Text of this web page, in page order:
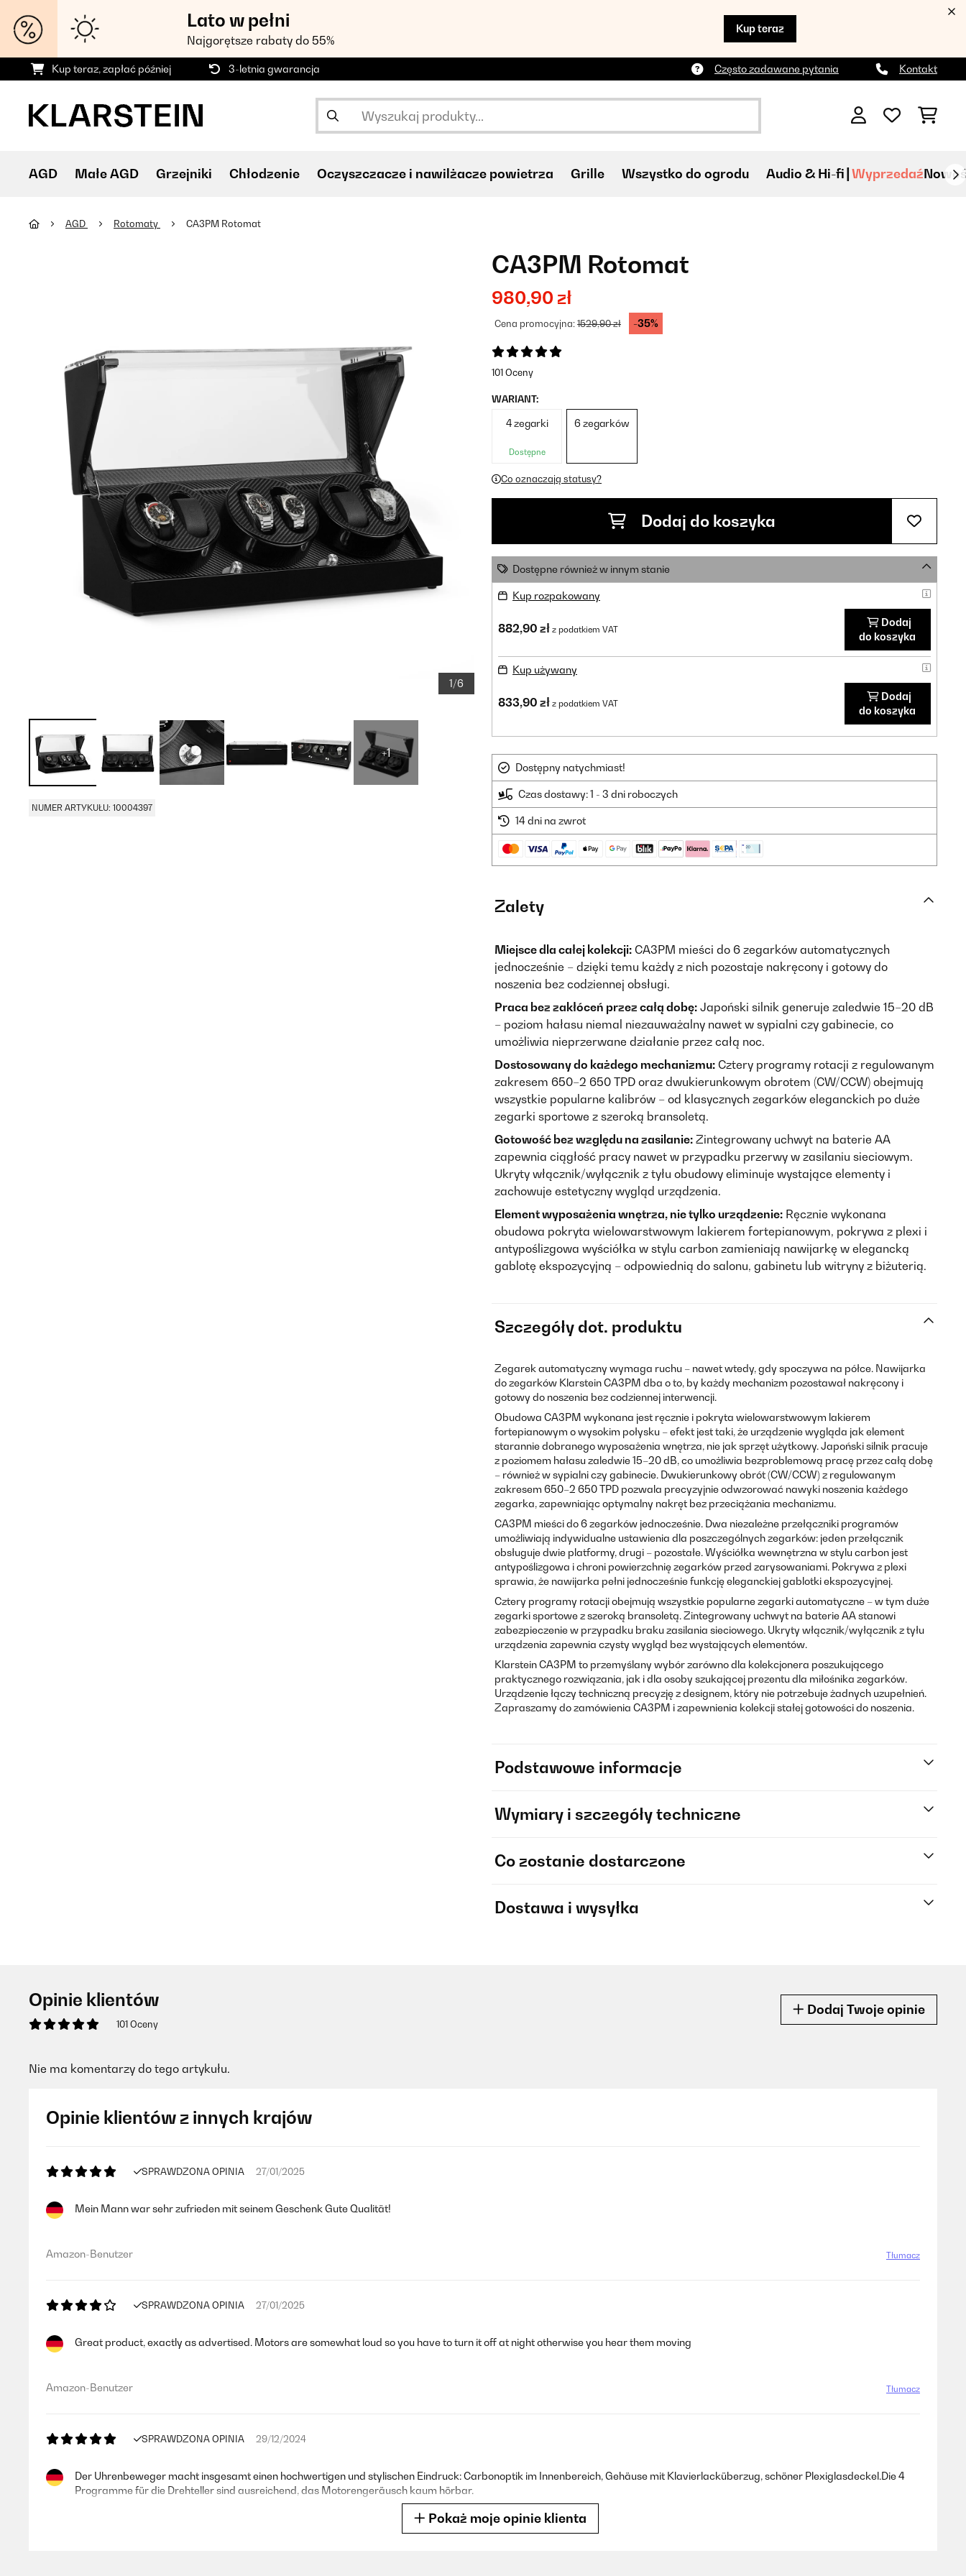
Lato w pełni
Najgorętsze rabaty do 55%
Kup teraz
Kup teraz, zapłać później 3-letnia gwarancja Często zadawane pytania Kontakt
AGD Małe AGD Grzejniki Chłodzenie Oczyszczacze i nawilżacze powietrza Grille Wszystko do ogrodu Audio & Hi-fi Wyprzedaź
AGD Rotomaty CA3PM Rotomat
1/6
+1
NUMER ARTYKUŁU: 10004397
CA3PM Rotomat
980,90 zł
Cena promocyjna:1529,90 zł -35%
101 Oceny
WARIANT:
4 zegarki
Dostępne
6 zegarków
Co oznaczają statusy?
Dodaj do koszyka
Dostępne również w innym stanie
Kup rozpakowany
882,90 zł z podatkiem VAT
Dodaj
do koszyka
Kup używany
833,90 zł z podatkiem VAT
Dodaj
do koszyka
Dostępny natychmiast!
Czas dostawy: 1 - 3 dni roboczych
14 dni na zwrot
Zalety
Miejsce dla całej kolekcji: CA3PM mieści do 6 zegarków automatycznych
jednocześnie – dzięki temu każdy z nich pozostaje nakręcony i gotowy do
noszenia bez codziennej obsługi.
Praca bez zakłóceń przez całą dobę: Japoński silnik generuje zaledwie 15–20 dB
– poziom hałasu niemal niezauważalny nawet w sypialni czy gabinecie, co
umożliwia nieprzerwane działanie przez całą noc.
Dostosowany do każdego mechanizmu: Cztery programy rotacji z regulowanym
zakresem 650–2 650 TPD oraz dwukierunkowym obrotem (CW/CCW) obejmują
wszystkie popularne kalibrów – od klasycznych zegarków eleganckich po duże
zegarki sportowe z szeroką bransoletą.
Gotowość bez względu na zasilanie: Zintegrowany uchwyt na baterie AA
zapewnia ciągłość pracy nawet w przypadku przerwy w zasilaniu sieciowym.
Ukryty włącznik/wyłącznik z tyłu obudowy eliminuje wystające elementy i
zachowuje estetyczny wygląd urządzenia.
Element wyposażenia wnętrza, nie tylko urządzenie: Ręcznie wykonana
obudowa pokryta wielowarstwowym lakierem fortepianowym, pokrywa z plexi i
antypoślizgowa wyściółka w stylu carbon zamieniają nawijarkę w elegancką
gablotę ekspozycyjną – odpowiednią do salonu, gabinetu lub witryny z biżuterią.
Szczegóły dot. produktu
Zegarek automatyczny wymaga ruchu – nawet wtedy, gdy spoczywa na półce. Nawijarka
do zegarków Klarstein CA3PM dba o to, by każdy mechanizm pozostawał nakręcony i
gotowy do noszenia bez codziennej interwencji.
Obudowa CA3PM wykonana jest ręcznie i pokryta wielowarstwowym lakierem
fortepianowym o wysokim połysku – efekt jest taki, że urządzenie wygląda jak element
starannie dobranego wyposażenia wnętrza, nie jak sprzęt użytkowy. Japoński silnik pracuje
z poziomem hałasu zaledwie 15–20 dB, co umożliwia bezproblemową pracę przez całą dobę
– również w sypialni czy gabinecie. Dwukierunkowy obrót (CW/CCW) z regulowanym
zakresem 650–2 650 TPD pozwala precyzyjnie odwzorować nawyki noszenia każdego
zegarka, zapewniając optymalny nakręt bez przeciążania mechanizmu.
CA3PM mieści do 6 zegarków jednocześnie. Dwa niezależne przełączniki programów
umożliwiają indywidualne ustawienia dla poszczególnych zegarków: jeden przełącznik
obsługuje dwie platformy, drugi – pozostałe. Wyściółka wewnętrzna w stylu carbon jest
antypoślizgowa i chroni powierzchnię zegarków przed zarysowaniami. Pokrywa z plexi
sprawia, że nawijarka pełni jednocześnie funkcję eleganckiej gablotki ekspozycyjnej.
Cztery programy rotacji obejmują wszystkie popularne zegarki automatyczne – w tym duże
zegarki sportowe z szeroką bransoletą. Zintegrowany uchwyt na baterie AA stanowi
zabezpieczenie w przypadku braku zasilania sieciowego. Ukryty włącznik/wyłącznik z tyłu
urządzenia zapewnia czysty wygląd bez wystających elementów.
Klarstein CA3PM to przemyślany wybór zarówno dla kolekcjonera poszukującego
praktycznego rozwiązania, jak i dla osoby szukającej prezentu dla miłośnika zegarków.
Urządzenie łączy techniczną precyzję z designem, który nie potrzebuje żadnych uzupełnień.
Zapraszamy do zamówienia CA3PM i zapewnienia kolekcji stałej gotowości do noszenia.
Podstawowe informacje
Wymiary i szczegóły techniczne
Co zostanie dostarczone
Dostawa i wysyłka
Opinie klientów
101 Oceny
Dodaj Twoje opinie
Nie ma komentarzy do tego artykułu.
Opinie klientów z innych krajów
SPRAWDZONA OPINIA 27/01/2025
Mein Mann war sehr zufrieden mit seinem Geschenk Gute Qualität!
Amazon-Benutzer Tłumacz
SPRAWDZONA OPINIA 27/01/2025
Great product, exactly as advertised. Motors are somewhat loud so you have to turn it off at night otherwise you hear them moving
Amazon-Benutzer Tłumacz
SPRAWDZONA OPINIA 29/12/2024
Der Uhrenbeweger macht insgesamt einen hochwertigen und stylischen Eindruck: Carbonoptik im Innenbereich, Gehäuse mit Klavierlacküberzug, schöner Plexiglasdeckel.Die 4
Programme für die Drehteller sind ausreichend, das Motorengeräusch kaum hörbar.
Pokaż moje opinie klienta